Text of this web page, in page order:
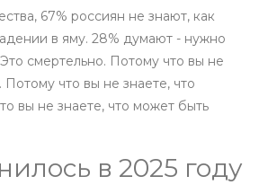
67% россиян не знают, как
в яму. 28% думают - нужно
смертельно. Потому что вы не
Потому что вы не знаете, что
вы не знаете, что может быть
в 2025 году